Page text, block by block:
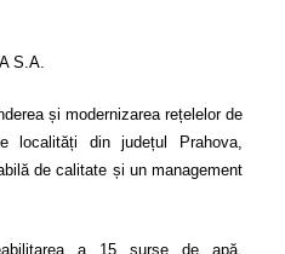
S.A.
și modernizarea rețelelor de
din județul Prahova,
de calitate și un management
a 15 surse de apă,